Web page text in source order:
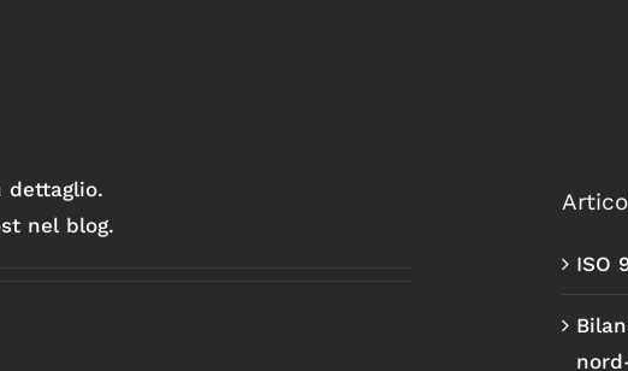
dettaglio.
nel blog.
ISO